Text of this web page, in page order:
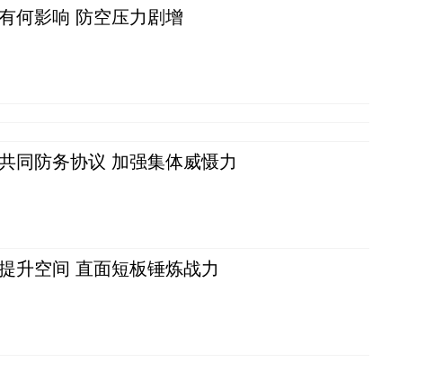
何影响 防空压力剧增
同防务协议 加强集体威慑力
升空间 直面短板锤炼战力